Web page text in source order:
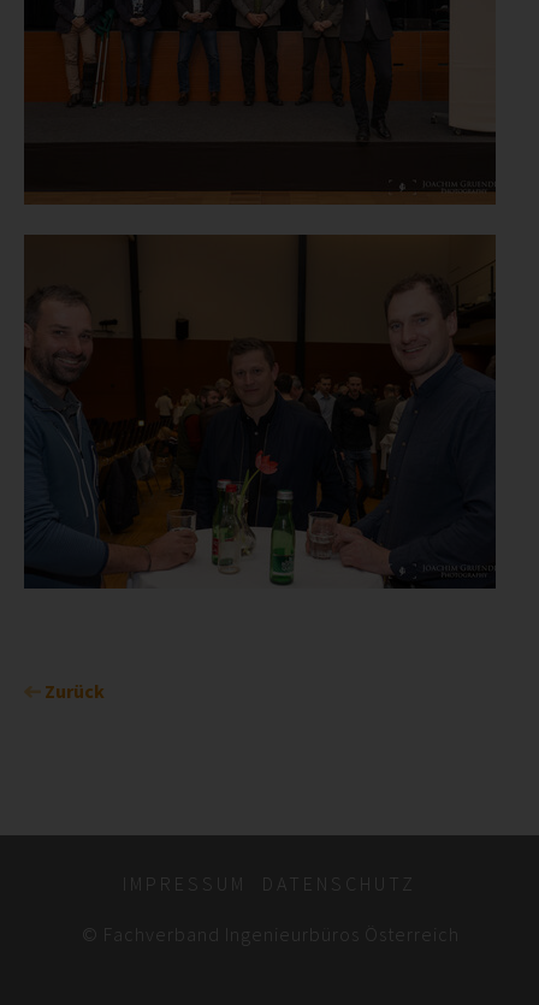
Zurück
IMPRESSUM DATENSCHUTZ
© Fachverband Ingenieurbüros Österreich